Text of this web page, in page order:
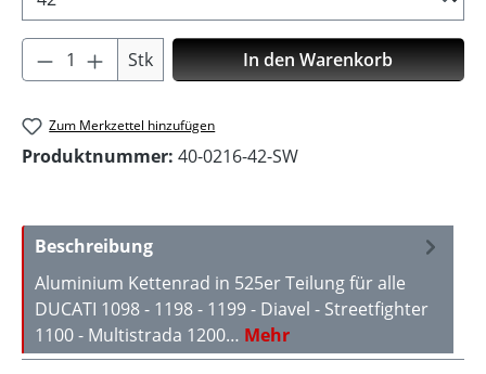
Produkt Anzahl: Gib den gewünschten
Stk In den Warenkorb
Zum Merkzettel hinzufügen
Produktnummer: 40-0216-42-SW
Beschreibung
Aluminium Kettenrad in 525er Teilung für alle
DUCATI 1098 - 1198 - 1199 - Diavel - Streetfighter
1100 - Multistrada 1200… Mehr